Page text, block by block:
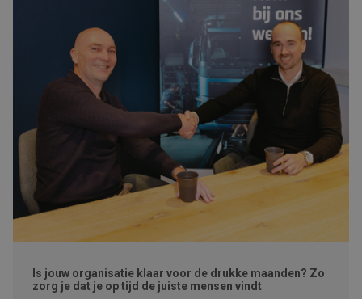
Is jouw organisatie klaar voor de drukke maanden? Zo
zorg je dat je op tijd de juiste mensen vindt